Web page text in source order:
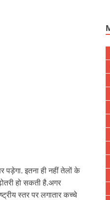
इतना ही नहीं तेलों के
हो सकती है.अगर
स्तर पर लगातार कच्चे